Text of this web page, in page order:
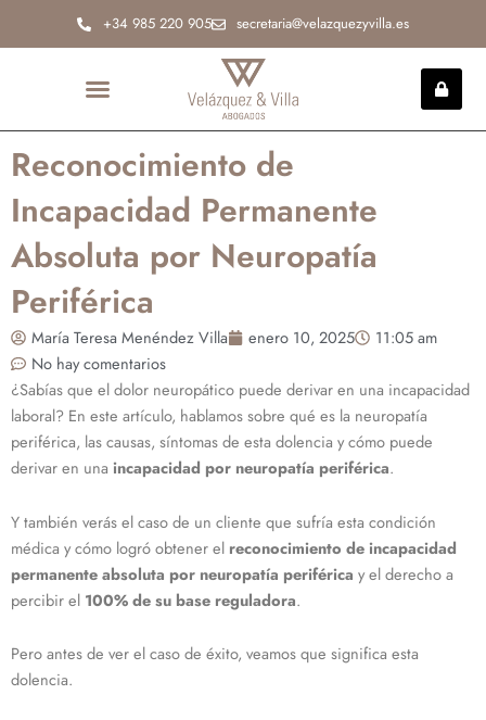
+34 985 220 905 secretaria@velazquezyvilla.es
Reconocimiento de
Incapacidad Permanente
Absoluta por Neuropatía
Periférica
María Teresa Menéndez Villa enero 10, 2025
11:05 am
No hay comentarios
¿Sabías que el dolor neuropático puede derivar en una incapacidad
laboral? En este artículo, hablamos sobre qué es la neuropatía
periférica, las causas, síntomas de esta dolencia y cómo puede
derivar en una incapacidad por neuropatía periférica.
Y también verás el caso de un cliente que sufría esta condición
médica ycómo logró obtener el reconocimiento de incapacidad
permanente absoluta por neuropatía periférica y el derecho a
percibir el 100%de su base reguladora.
Pero antes de ver el caso de éxito, veamos que significa esta
dolencia.